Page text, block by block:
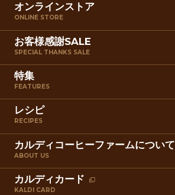
オンラインストア
ONLINE STORE
お客様感謝SALE
SPECIAL THANKS SALE
特集
FEATURES
レシピ
RECIPES
カルディコーヒーファームについて
ABOUT US
カルディカード
KALDI CARD